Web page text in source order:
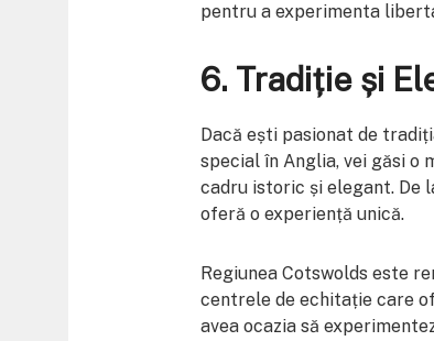
pentru a experimenta
6. Tradiție și
Dacă ești pasionat de
special în Anglia, vei găsi o
cadru istoric și elegant. De
oferă o experiență unică.
Regiunea Cotswolds este
centrele de echitație care
avea ocazia să